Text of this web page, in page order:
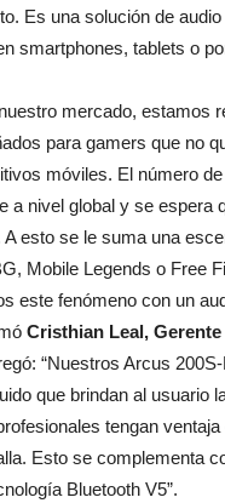
Es una solución de
smartphones, tablets o
mercado, estamos
para gamers que no
móviles. El número
a nivel global y se espera
esto se le suma una
Mobile Legends o Free
este fenómeno con un
Cristhian Leal,
“Nuestros Arcus
que brindan al usuario
tengan
Esto se complementa
Bluetooth V5”.